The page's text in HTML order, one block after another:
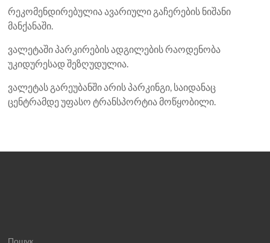
რეკომენდირებულია ავარიული გაჩერების ნიშანი
მანქანაში.
ვალეტაში პარკირების ადგილების რაოდენობა
უკიდურესად შეზღუდულია.
ვალეტას გარეუბანში არის პარკინგი, საიდანაც
ცენტრამდე უფასო ტრანსპორტია მოწყობილი.
Пошук